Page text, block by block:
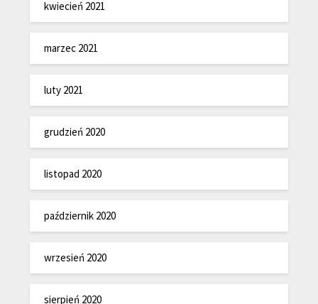
kwiecień 2021
marzec 2021
luty 2021
grudzień 2020
listopad 2020
październik 2020
wrzesień 2020
sierpień 2020